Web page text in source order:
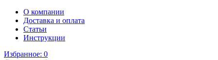
О компании
Доставка и оплата
Cтатьи
Инструкции
Избранное: 0